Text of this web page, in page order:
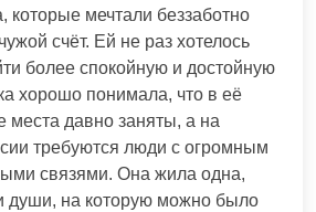
которые мечтали беззаботно
счёт. Ей не раз хотелось
более спокойную и достойную
хорошо понимала, что в её
места давно заняты, а на
требуются люди с огромным
связями. Она жила одна,
души, на которую можно было